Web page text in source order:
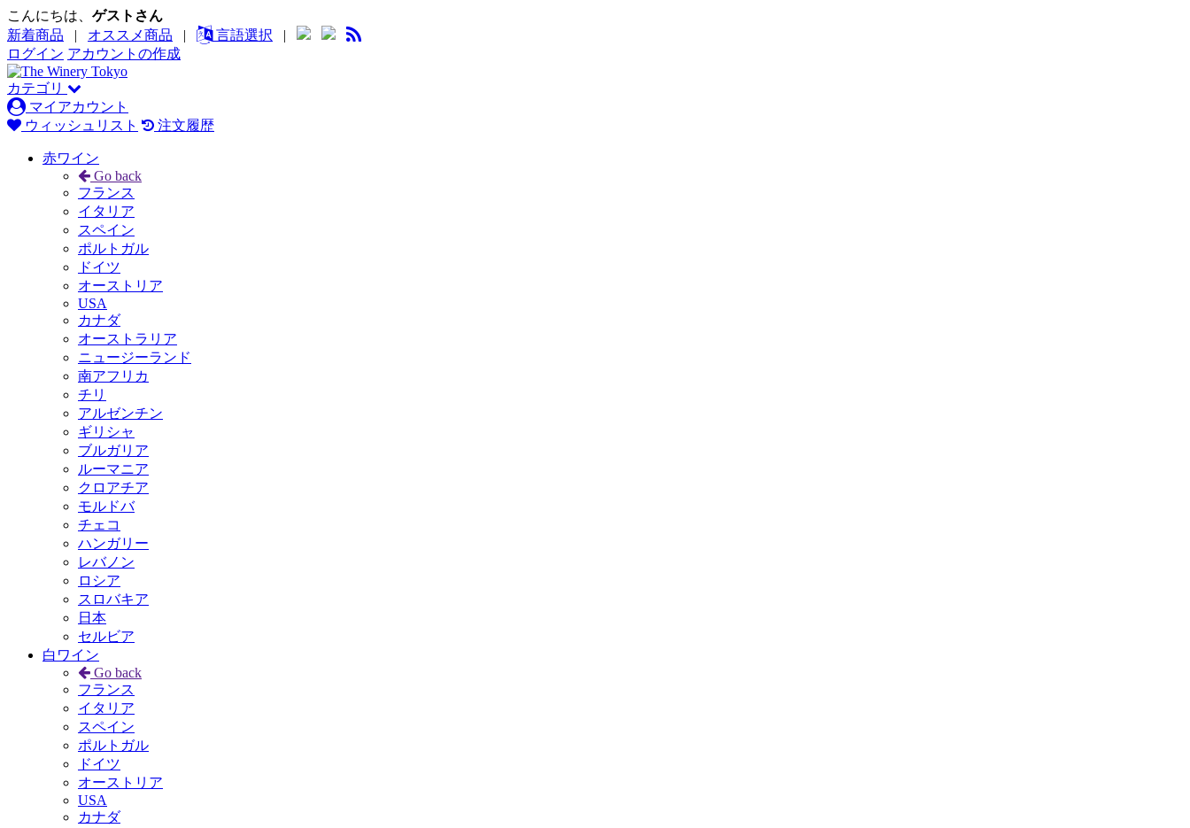
こんにちは、 ゲストさん
新着商品 | オススメ商品 | 言語選択 |
ログイン アカウントの作成
カテゴリ
マイアカウント
ウィッシュリスト
注文履歴
赤ワイン
Go back
フランス
イタリア
スペイン
ポルトガル
ドイツ
オーストリア
USA
カナダ
オーストラリア
ニュージーランド
南アフリカ
チリ
アルゼンチン
ギリシャ
ブルガリア
ルーマニア
クロアチア
モルドバ
チェコ
ハンガリー
レバノン
ロシア
スロバキア
日本
セルビア
白ワイン
Go back
フランス
イタリア
スペイン
ポルトガル
ドイツ
オーストリア
USA
カナダ